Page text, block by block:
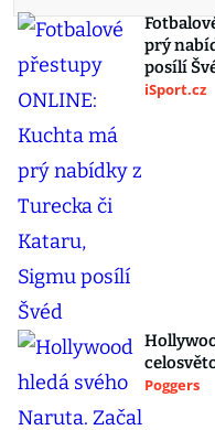
prý
posílí
iSport.cz
Poggers